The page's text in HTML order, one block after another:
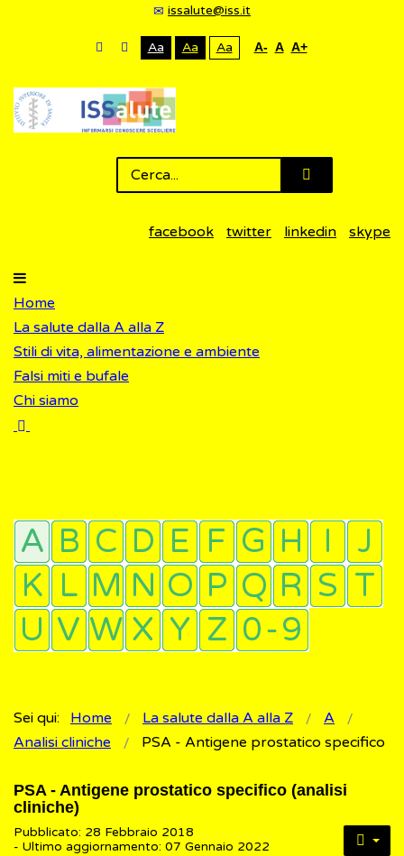
issalute@iss.it
Aa Aa Aa A- A A+
facebook twitter linkedin skype
Home
La salute dalla A alla Z
Stili di vita, alimentazione e ambiente
Falsi miti e bufale
Chi siamo
Sei qui: Home La salute dalla A alla Z
A
Analisi cliniche
PSA - Antigene prostatico specifico
PSA - Antigene prostatico specifico (analisi
cliniche)
Pubblicato: 28 Febbraio 2018
- Ultimo aggiornamento: 07 Gennaio 2022